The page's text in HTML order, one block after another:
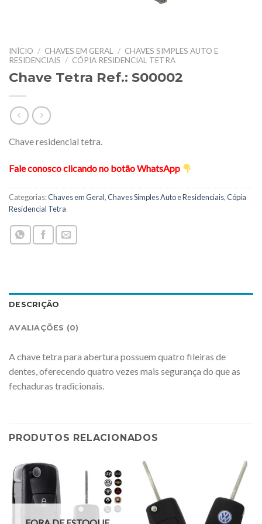
INÍCIO / CHAVES EM GERAL / CHAVES SIMPLES AUTO E
RESIDENCIAIS / CÓPIA RESIDENCIAL TETRA
Chave Tetra Ref.: S00002
Chave residencial tetra.
Fale conosco clicando no botão WhatsApp
Categorias:Chaves em Geral,Chaves Simples Auto e Residenciais,Cópia
Residencial Tetra
DESCRIÇÃO
AVALIAÇÕES (0)
A chave tetra para abertura possuem quatro fileiras de
dentes, oferecendo quatro vezes mais segurança do que as
fechaduras tradicionais.
PRODUTOS RELACIONADOS